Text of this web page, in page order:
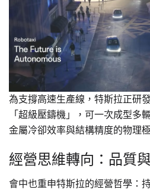
為支撐高速生產線，特斯拉正研
「超級壓鑄機」，可一次成型多
金屬冷卻效率與結構精度的物理
經營思維轉向：品質
會中也重申特斯拉的經營哲學：